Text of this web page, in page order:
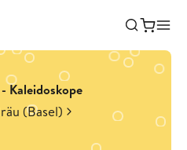
Kaleidoskope
(Basel)